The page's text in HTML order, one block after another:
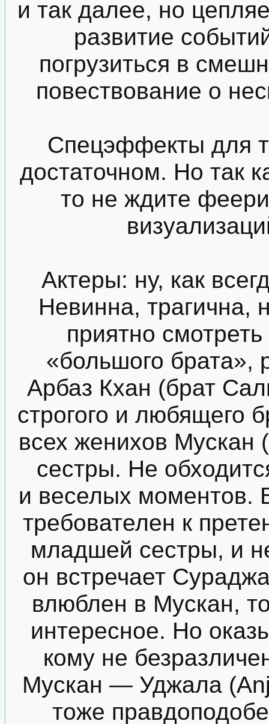
и так далее, но
развитие
погрузиться в
повествование о
Спецэффекты для
достаточном. Но так
то не ждите
Актеры: ну, как
Невинна, трагична,
приятно
«большого брата»,
Арбаз Кхан (брат
строгого и любящего
всех женихов Мускан (
сестры. Не
и веселых моментов.
требователен к
младшей сестры, и
он встречает
влюблен в Мускан,
интересное. Но
кому не
Мускан — Уджала
тоже